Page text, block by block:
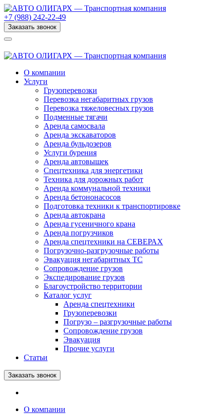
+7 (988) 242-22-49
Заказать звонок
О компании
Услуги
Грузоперевозки
Перевозка негабаритных грузов
Перевозка тяжеловесных грузов
Подменные тягачи
Аренда самосвала
Аренда экскаваторов
Аренда бульдозеров
Услуги бурения
Аренда автовышек
Спецтехника для энергетики
Техника для дорожных работ
Аренда коммунальной техники
Аренда бетононасосов
Подготовка техники к транспортировке
Аренда автокрана
Аренда гусеничного крана
Аренда погрузчиков
Аренда спецтехники на СЕВЕРАХ
Погрузочно-разгрузочные работы
Эвакуация негабаритных ТС
Сопровождение грузов
Экспедирование грузов
Благоустройство территории
Каталог услуг
Аренда спецтехники
Грузоперевозки
Погрузо – разгрузочные работы
Сопровождение грузов
Эвакуация
Прочие услуги
Статьи
Заказать звонок
О компании